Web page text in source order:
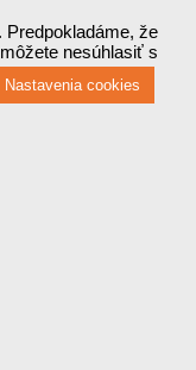
že
nesúhlasiť s
Nastavenia cookies